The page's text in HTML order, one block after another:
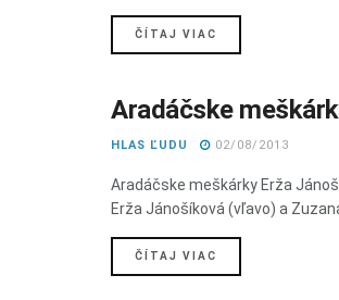
ČÍTAJ VIAC
SNS MONOGRAFIA
Aradáčske
HLAS ĽUDU 02/08/2013
Aradáčske meškárky Erža
Erža Jánošíková (vľavo) a
ČÍTAJ VIAC